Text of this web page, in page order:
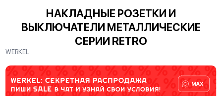
НАКЛАДНЫЕ РОЗЕТКИ И
ВЫКЛЮЧАТЕЛИ МЕТАЛЛИЧЕСКИЕ
СЕРИИ RETRO
WERKEL